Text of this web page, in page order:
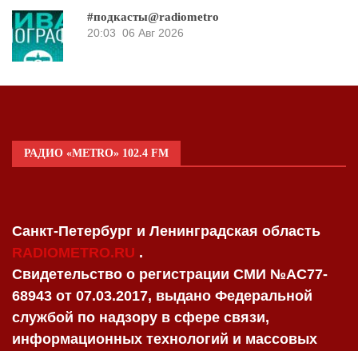
#подкасты@radiometro
20:03 06 Авг 2026
РАДИО «METRO» 102.4 FM
Санкт-Петербург и Ленинградская область
RADIOMETRO.RU .
Свидетельство о регистрации СМИ №AC77-
68943 от 07.03.2017, выдано Федеральной
службой по надзору в сфере связи,
информационных технологий и массовых